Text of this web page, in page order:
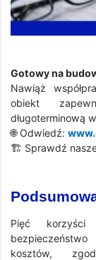
Gotowy na
Nawiąż
obiekt
długoterminową
🌐 Odwiedź:
🏗️ Sprawdź nasze
Pięć korzyści
kosztów,